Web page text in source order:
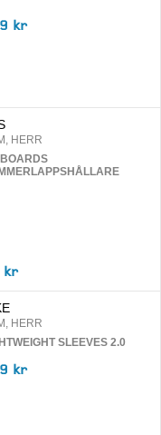
kr
HERR
kr
HERR
SLEEVES 2.0
kr